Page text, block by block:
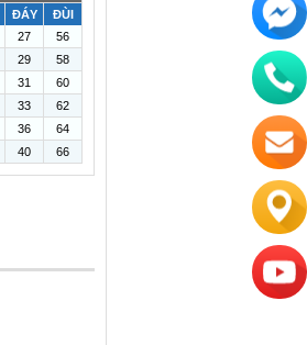
ĐÁY
ĐÙI
27
56
29
58
31
60
33
62
36
64
40 66